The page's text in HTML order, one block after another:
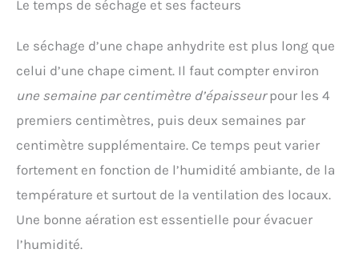
Le temps de séchage et ses facteurs
Le séchage d’une chape anhydrite est plus long que
celui d’une chape ciment. Il faut compter environ
une semaine par centimètre d’épaisseurpour les 4
premiers centimètres, puis deux semaines par
centimètre supplémentaire. Ce temps peut varier
fortement en fonction de l’humidité ambiante, de la
température et surtout de la ventilation des locaux.
Une bonne aération est essentielle pour évacuer
l’humidité.